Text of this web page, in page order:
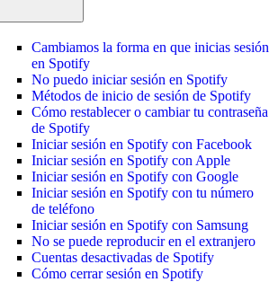
Cambiamos la forma en que inicias sesión
en Spotify
No puedo iniciar sesión en Spotify
Métodos de inicio de sesión de Spotify
Cómo restablecer o cambiar tu contraseña
de Spotify
Iniciar sesión en Spotify con Facebook
Iniciar sesión en Spotify con Apple
Iniciar sesión en Spotify con Google
Iniciar sesión en Spotify con tu número
de teléfono
Iniciar sesión en Spotify con Samsung
No se puede reproducir en el extranjero
Cuentas desactivadas de Spotify
Cómo cerrar sesión en Spotify